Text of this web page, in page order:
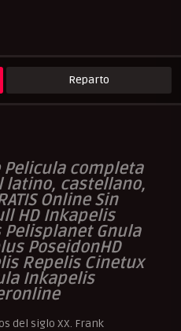
Reparto
Pelicula completa
latino, castellano,
Online Sin
HD Inkapelis
Gnula
PoseidonHD
Repelis Cinetux
Inkapelis
del siglo XX. Frank